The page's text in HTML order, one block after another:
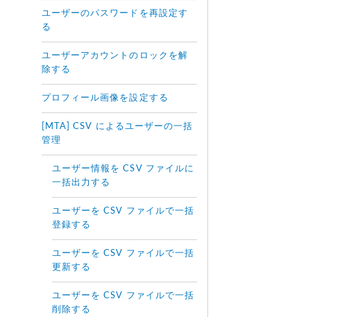
ユーザーのパスワードを再設定す
る
ユーザーアカウントのロックを解
除する
プロフィール画像を設定する
[MTA] CSV によるユーザーの一括
管理
ユーザー情報を CSV ファイルに
一括出力する
ユーザーを CSV ファイルで一括
登録する
ユーザーを CSV ファイルで一括
更新する
ユーザーを CSV ファイルで一括
削除する